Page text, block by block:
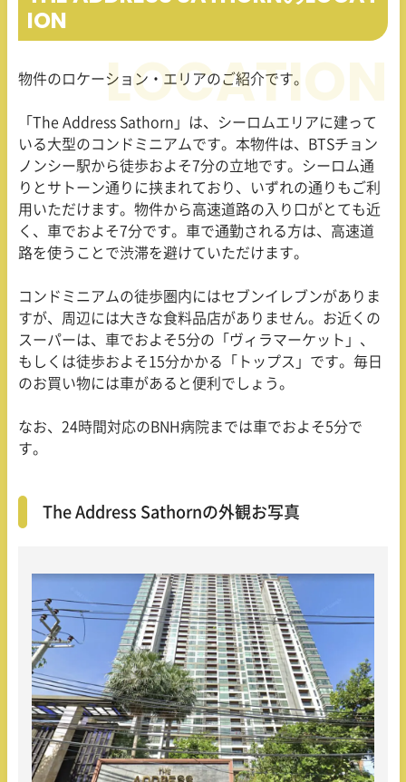
ION
物件のロケーション・エリアのご紹介です。
「 The Address Sathorn 」は、シーロムエリアに建って
いる大型のコンドミニアムです。本物件は、
BTSチョン
ノンシー駅から徒歩およそ7分の立地です。シーロム通
りとサトーン通りに挟まれており、いずれの通りもご利
用いただけます。物件から高速道路の入り口がとても近
く、車でおよそ7分です。車で通勤される方は、高速道
路を使うことで渋滞を避けていただけます。
コンドミニアムの徒歩圏内にはセブンイレブンがありま
すが、周辺には大きな食料品店がありません。お近くの
スーパーは、車でおよそ5分の「ヴィラマーケット」、
もしくは徒歩およそ 15分かかる「トップス」です。毎日
のお買い物には車があると便利でしょう。
なお、 24時間対応の BNH病院までは車でおよそ5分で
す。
The Address Sathornの外観お写真